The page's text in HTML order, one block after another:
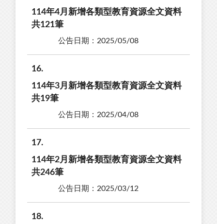
114年4月新增各類型教育資源全文資料
共121筆
公告日期：2025/05/08
16
114年3月新增各類型教育資源全文資料
共19筆
公告日期：2025/04/08
17
114年2月新增各類型教育資源全文資料
共246筆
公告日期：2025/03/12
18